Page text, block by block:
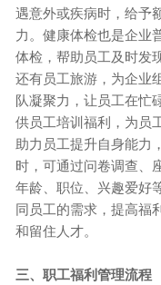
遇意外或疾病时，给予
力。健康体检也是企业
体检，帮助员工及时发
还有员工旅游，为企业
队凝聚力，让员工在忙
供员工培训福利，为员
助力员工提升自身能力
时，可通过问卷调查、
年龄、职位、兴趣爱好
同员工的需求，提高福
和留住人才。
三、职工福利管理流程